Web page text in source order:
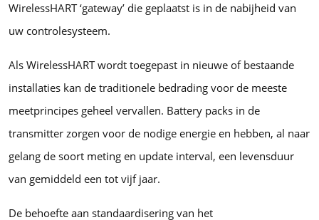
WirelessHART ‘gateway’ die geplaatst is in de nabijheid van
uw controlesysteem.
Als WirelessHART wordt toegepast in nieuwe of bestaande
installaties kan de traditionele bedrading voor de meeste
meetprincipes geheel vervallen. Battery packs in de
transmitter zorgen voor de nodige energie en hebben, al naar
gelang de soort meting en update interval, een levensduur
van gemiddeld een tot vijf jaar.
De behoefte aan standaardisering van het